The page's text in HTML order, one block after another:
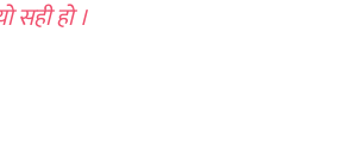
सही हो ।